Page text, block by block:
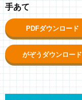
手あて
PDFダウンロード
がぞうダウンロード